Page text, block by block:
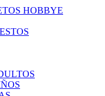
HOBBYE